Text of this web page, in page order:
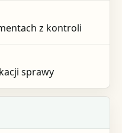
z kontroli
sprawy